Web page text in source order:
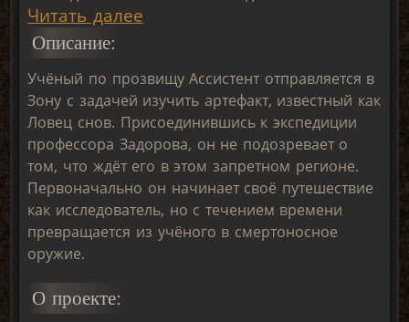
Читать далее
Описание:
Учёный по прозвищу Ассистент отправляется в
Зону с задачей изучить артефакт, известный как
Ловец снов. Присоединившись к экспедиции
профессора Задорова, он не подозревает о
том, что ждёт его в этом запретном регионе.
Первоначально он начинает своё путешествие
как исследователь, но с течением времени
превращается из учёного в смертоносное
оружие.
О проекте: